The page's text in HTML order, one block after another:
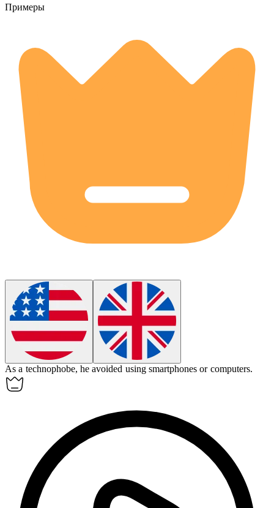
Примеры
As a technophobe, he avoided using smartphones or computers.